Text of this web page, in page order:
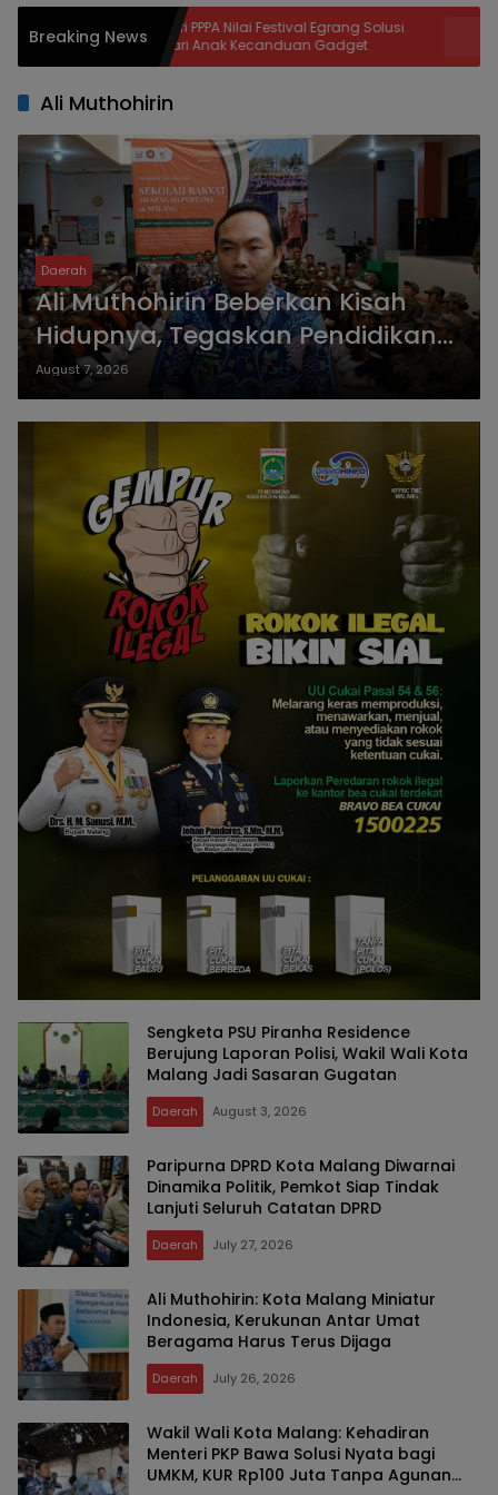
Breaking News
Menteri PPPA Nilai Festival Egrang Solusi
Hindari Anak Kecanduan Gadget
Produksi
Kelangkaan
Ali Muthohirin
Daerah
Ali Muthohirin Beberkan Kisah
Hidupnya, Tegaskan Pendidikan
Mampu Mengalahkan
Kemiskinan
August 7, 2026
Sengketa PSU Piranha Residence
Berujung Laporan Polisi, Wakil Wali Kota
Malang Jadi Sasaran Gugatan
Daerah August 3, 2026
Paripurna DPRD Kota Malang Diwarnai
Dinamika Politik, Pemkot Siap Tindak
Lanjuti Seluruh Catatan DPRD
Daerah July 27, 2026
Ali Muthohirin: Kota Malang Miniatur
Indonesia, Kerukunan Antar Umat
Beragama Harus Terus Dijaga
Daerah July 26, 2026
Wakil Wali Kota Malang: Kehadiran
Menteri PKP Bawa Solusi Nyata bagi
UMKM, KUR Rp100 Juta Tanpa Agunan